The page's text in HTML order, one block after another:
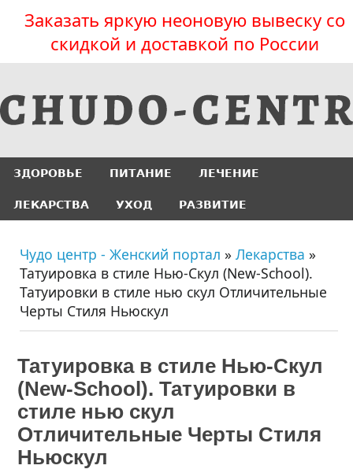
Заказать яркую неоновую вывеску со
скидкой и доставкой по России
ЗДОРОВЬЕ ПИТАНИЕ ЛЕЧЕНИЕ
ЛЕКАРСТВА УХОД РАЗВИТИЕ
Чудо центр - Женский портал » Лекарства »
Татуировка в стиле Нью-Скул (New-School).
Татуировки в стиле нью скул Отличительные
Черты Стиля Ньюскул
Татуировка в стиле Нью-Скул
(New-School). Татуировки в
стиле нью скул
Отличительные Черты Стиля
Ньюскул